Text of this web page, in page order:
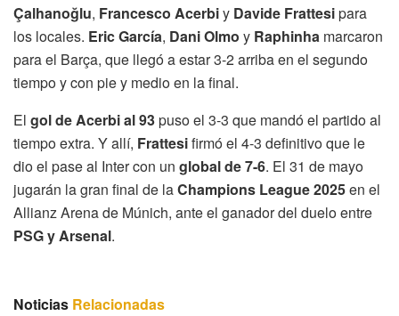
Çalhanoğlu, Francesco Acerbiy Davide Frattesipara
los locales. Eric García, Dani Olmo y Raphinha marcaron
para el Barça, que llegó a estar 3-2 arriba en el segundo
tiempo y con pie y medio en la final.
El gol de Acerbi al 93puso el 3-3 que mandó el partido al
tiempo extra. Y allí, Frattesifirmó el 4-3 definitivo que le
dio el pase al Inter con un global de 7-6. El 31 de mayo
jugarán la gran final de laChampions League 2025en el
Allianz Arena de Múnich, ante el ganador del duelo entre
PSG y Arsenal.
Noticias Relacionadas